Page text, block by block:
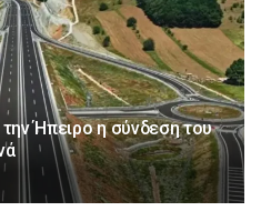
την Ήπειρο η σύνδεση του